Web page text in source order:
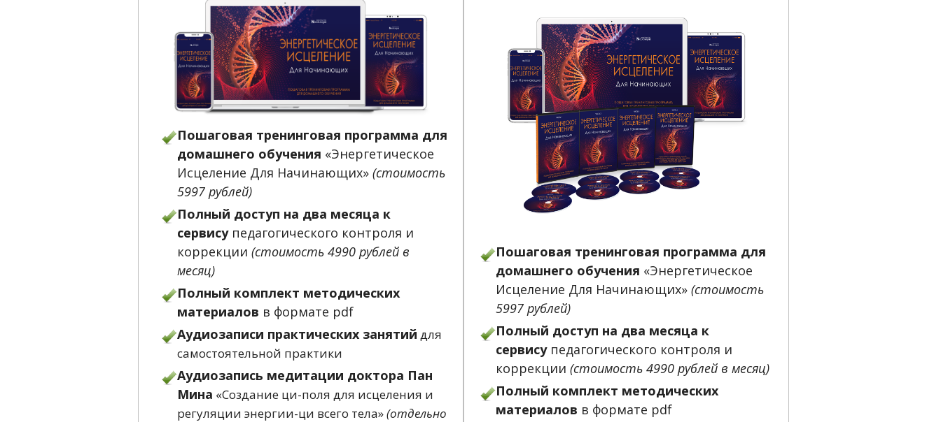
Пошаговая тренинговая программа для
домашнего обучения «Энергетическое
Исцеление Для Начинающих»(стоимость
5997 рублей)
Полный доступ на два месяца к
сервису педагогического контроля и
коррекции(стоимость 4990 рублей в
месяц)
Полный комплект методических
материалов в формате pdf
Аудиозаписи практических занятий для
самостоятельной практики
Аудиозапись медитации доктора Пан
Мина «Создание ци-поля для исцеления и
регуляции энергии-ци всего тела»(отдельно
Пошаговая тренинговая программа для
домашнего обучения «Энергетическое
Исцеление Для Начинающих»(стоимость
5997 рублей)
Полный доступ на два месяца к
сервису педагогического контроля и
коррекции(стоимость 4990 рублей в месяц)
Полный комплект методических
материалов в формате pdf